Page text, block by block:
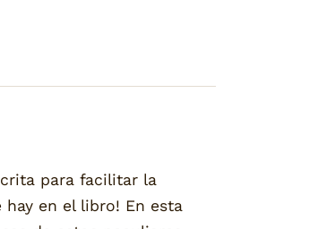
para facilitar la
en el libro! En esta